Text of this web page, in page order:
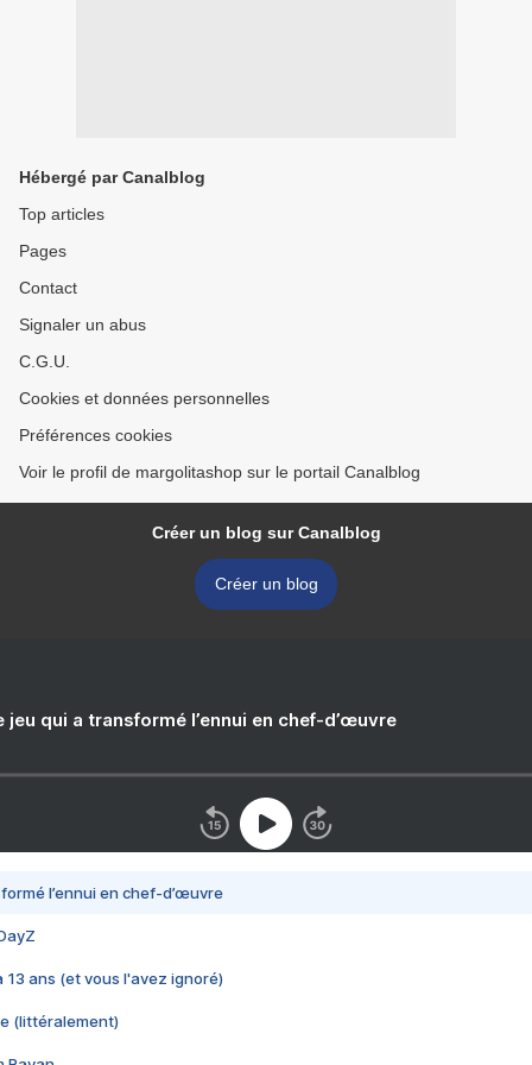
Hébergé par Canalblog
Top articles
Pages
Contact
Signaler un abus
C.G.U.
Cookies et données personnelles
Préférences cookies
Voir le profil de margolitashop sur le portail Canalblog
Créer un blog sur Canalblog
Créer un blog
jeu qui a transformé l’ennui en chef-d’œuvre
l’ennui en chef-d’œuvre
13 ans (et vous l'avez ignoré)
(littéralement)